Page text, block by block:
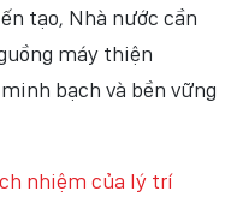
tạo, Nhà nước cần
máy thiện
bạch và bền vững
nhiệm của lý trí